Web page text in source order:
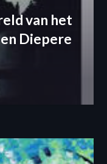
van het
Diepere